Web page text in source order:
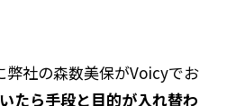
社の森数美保がVoicyでお
たら手段と目的が入れ替わ